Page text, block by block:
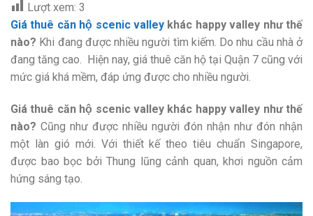
Lượt xem: 3
Giá thuê căn hộ scenic valley khác happy valley như thế
nào? Khi đang được nhiều người tìm kiếm. Do nhu cầu nhà ở
đang tăng cao. Hiện nay, giá thuê căn hộ tại Quận 7 cũng với
mức giá khá mềm, đáp ứng được cho nhiều người.
Giá thuê căn hộ scenic valley khác happy valley như thế
nào? Cũng như được nhiều người đón nhận như đón nhận
một làn gió mới. Với thiết kế theo tiêu chuẩn Singapore,
được bao bọc bởi Thung lũng cảnh quan, khơi nguồn cảm
hứng sáng tạo.